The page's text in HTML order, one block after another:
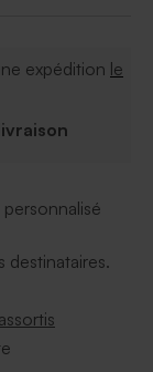
expédition le
destinataires.